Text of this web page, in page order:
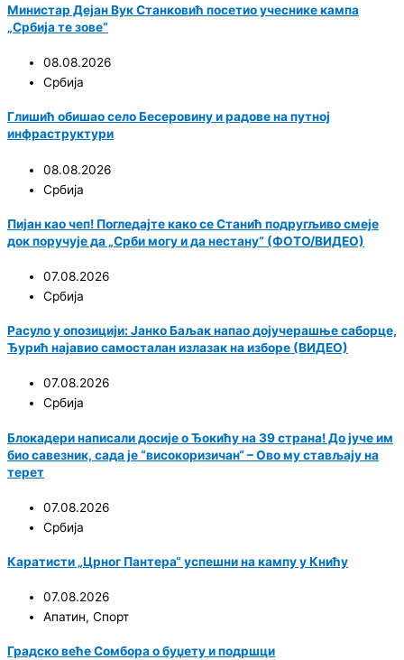
Министар Дејан Вук Станковић посетио учеснике кампа
„Србија те зове“
08.08.2026
Србија
Глишић обишао село Бесеровину и радове на путној
инфраструктури
08.08.2026
Србија
Пијан као чеп! Погледајте како се Станић подругљиво смеје
док поручује да „Срби могу и да нестану“ (ФОТО/ВИДЕО)
07.08.2026
Србија
Расуло у опозицији: Јанко Баљак напао дојучерашње саборце,
Ђурић најавио самосталан излазак на изборе (ВИДЕО)
07.08.2026
Србија
Блокадери написали досије о Ђокићу на 39 страна! До јуче им
био савезник, сада је “високоризичан“ – Ово му стављају на
терет
07.08.2026
Србија
Каратисти „Црног Пантера“ успешни на кампу у Книћу
07.08.2026
Апатин, Спорт
Градско веће Сомбора о буџету и подршци